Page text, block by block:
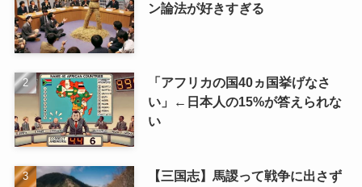
ン論法が好きすぎる
「アフリカの国40ヵ国挙げなさ
い」←日本人の15%が答えられな
い
【三国志】馬謖って戦争に出さず